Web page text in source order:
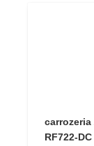
carrozeria
RF722-